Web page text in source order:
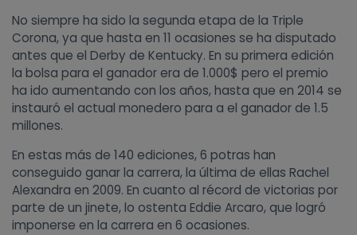
No siempre ha sido la segunda etapa de la Triple
Corona, ya que hasta en 11 ocasiones se ha disputado
antes que el Derby de Kentucky. En su primera edición
la bolsa para el ganador era de 1.000$ pero el premio
ha ido aumentando con los años, hasta que en 2014 se
instauró el actual monedero para a el ganador de 1.5
millones.
En estas más de 140 ediciones, 6 potras han
conseguido ganar la carrera, la última de ellas Rachel
Alexandra en 2009. En cuanto al récord de victorias por
parte de un jinete, lo ostenta Eddie Arcaro, que logró
imponerse en la carrera en 6 ocasiones.